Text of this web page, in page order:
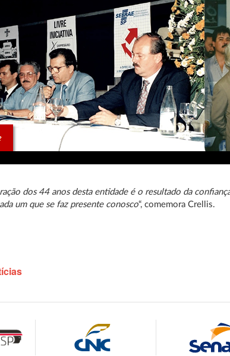
dos 44 anos desta entidade é o resultado da
um que se faz presente conosco“, comemora Crellis.